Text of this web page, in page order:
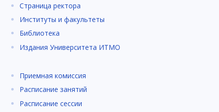
Страница ректора
Институты и факультеты
Библиотека
Издания Университета ИТМО
Приемная комиссия
Расписание занятий
Расписание сессии